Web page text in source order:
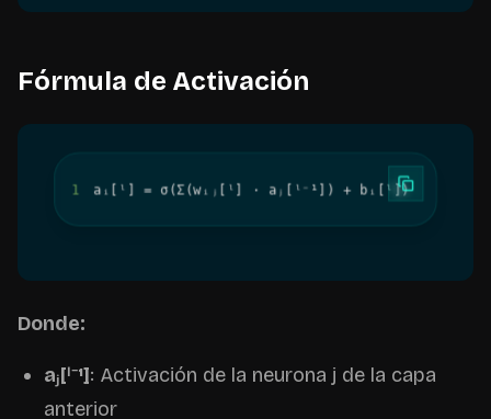
Fórmula de Activación
1 aᵢ[ˡ] = σ(Σ(wᵢⱼ[ˡ] · aⱼ[ˡ⁻¹]) + bᵢ[ˡ])
Donde:
aⱼ[ˡ⁻¹]: Activación de la neurona j de la capa
anterior